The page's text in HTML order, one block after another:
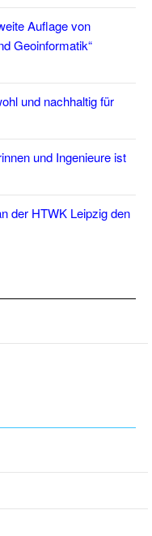
Auflage von
Geoinformatik“
und nachhaltig für
und Ingenieure ist
der HTWK Leipzig den